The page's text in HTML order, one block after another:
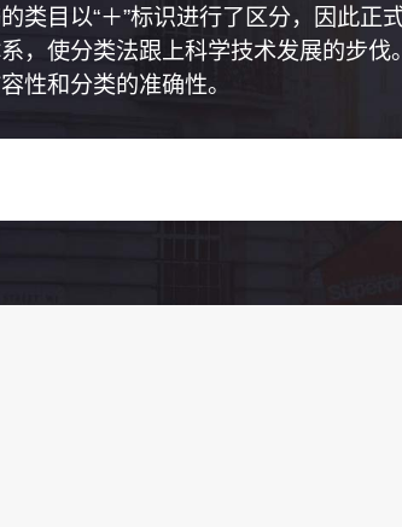
类目以“＋”标识进行了区分，因此
，使分类法跟上科学技术发展的步
性和分类的准确性。